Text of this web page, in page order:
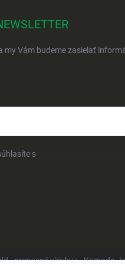
my Vám budeme zasielať
s
- prenosné vírivky • Kamado